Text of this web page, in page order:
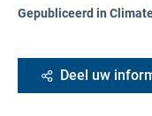
Gepubliceerd in
Deel uw